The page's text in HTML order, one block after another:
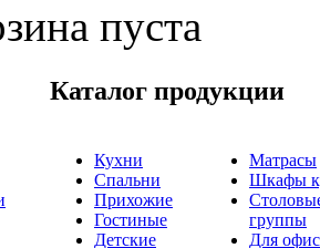
пуста
Каталог продукции
Кухни
Спальни
Прихожие
Гостиные
Детские
Матрасы
Шкафы
группы
Для